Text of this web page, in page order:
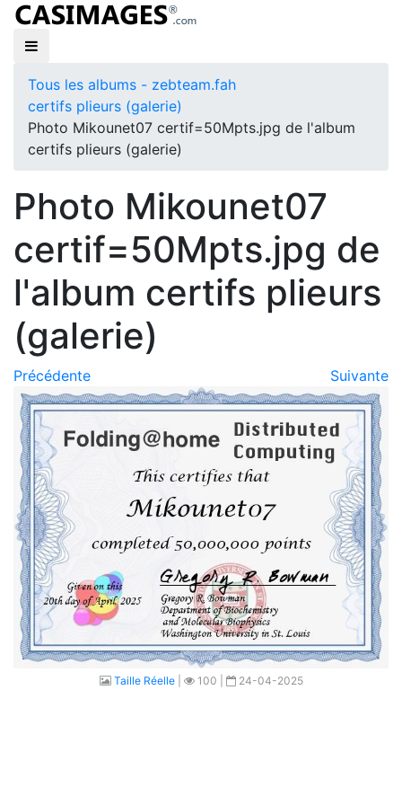
Tous les albums - zebteam.fah
certifs plieurs (galerie)
Photo Mikounet07 certif=50Mpts.jpg de l'album
certifs plieurs (galerie)
Photo Mikounet07
certif=50Mpts.jpg de
l'album certifs plieurs
(galerie)
Précédente Suivante
Taille Réelle| 100 | 24-04-2025